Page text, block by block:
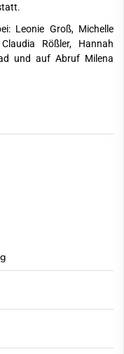
Leonie Groß, Michelle
Rößler, Hannah
und auf Abruf Milena